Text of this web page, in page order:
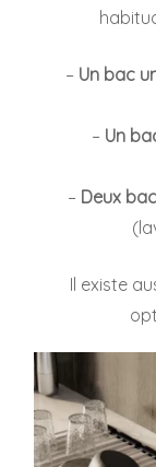
– Un bac
– Un
– Deux
Il existe